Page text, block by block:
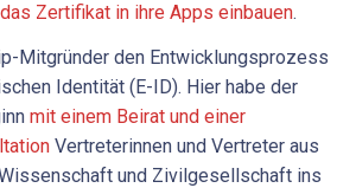
Zertifikat in ihre Apps einbauen.
Mitgründer den Entwicklungsprozess
Identität (E-ID). Hier habe der
mit einem Beirat und einer
Vertreterinnen und Vertreter aus
und Zivilgesellschaft ins